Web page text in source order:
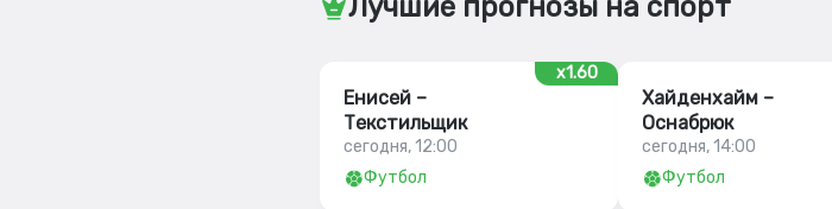
Лучшие прогнозы на спорт
x1.60
Енисей –
Текстильщик
сегодня, 12:00
Футбол
Хайденхайм –
Оснабрюк
сегодня, 14:00
Футбол